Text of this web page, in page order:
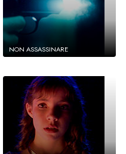
NON ASSASSINARE